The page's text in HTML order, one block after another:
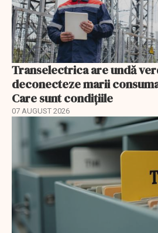
Transelectrica are undă
deconecteze marii
Care sunt condițiile
07 AUGUST 2026